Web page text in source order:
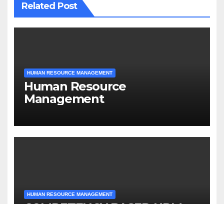
Related Post
HUMAN RESOURCE MANAGEMENT
Human Resource
Management
HUMAN RESOURCE MANAGEMENT